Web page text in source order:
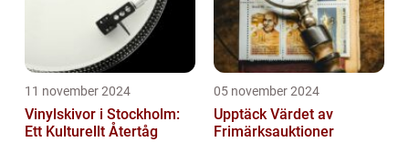
11 november 2024
Vinylskivor i Stockholm:
Ett Kulturellt Återtåg
05 november 2024
Upptäck Värdet av
Frimärksauktioner